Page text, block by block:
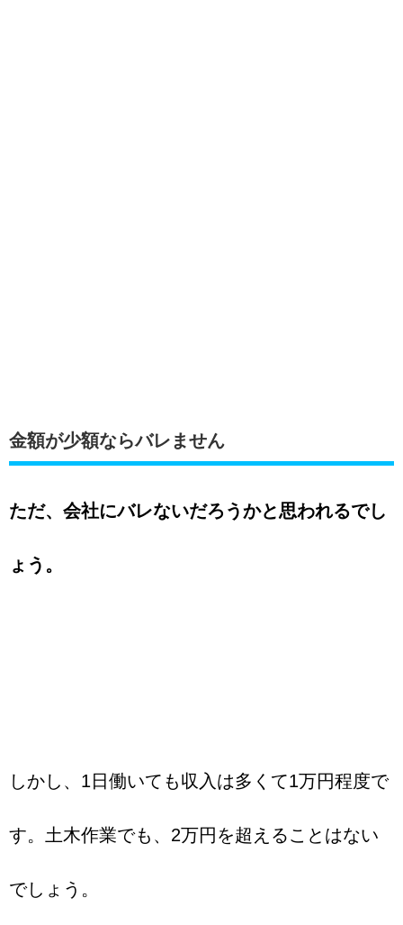
金額が少額ならバレません
ただ、会社にバレないだろうかと思われるでし
ょう。
しかし、1日働いても収入は多くて1万円程度で
す。土木作業でも、2万円を超えることはない
でしょう。